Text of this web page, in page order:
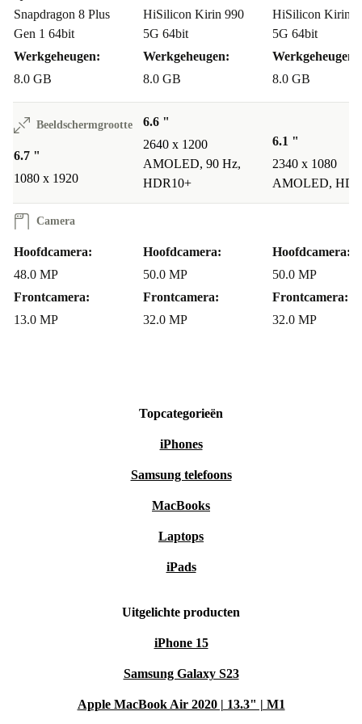
en ontspanning.
drukke dagen en onderweg.
Is het toestel veilig in gebruik?
Met de vingerafdruksensor en geavanceerde
beveiligingsfuncties houd je jouw gegevens altijd veilig.
vandaag nog voor de refurbished Huawei P60 Pro en
beleef technologie op een verantwoorde manier.
Snapdragon 8 Plus
Gen 1 64bit
Werkgeheugen:
8.0 GB
HiSilicon Kirin 990
5G 64bit
Werkgeheugen:
8.0 GB
HiSilicon Kirin
5G 64bit
Werkgeheugen:
8.0 GB
Beeldschermgrootte
6.7 "
1080 x 1920
6.6 "
2640 x 1200
AMOLED, 90 Hz,
HDR10+
6.1 "
2340 x 1080
AMOLED,
Camera
Hoofdcamera:
48.0 MP
Frontcamera:
13.0 MP
Hoofdcamera:
50.0 MP
Frontcamera:
32.0 MP
Hoofdcamera:
50.0 MP
Frontcamera:
32.0 MP
Topcategorieën
iPhones
Samsung telefoons
MacBooks
Laptops
iPads
Uitgelichte producten
iPhone 15
Samsung Galaxy S23
Apple MacBook Air 2020 | 13.3" | M1